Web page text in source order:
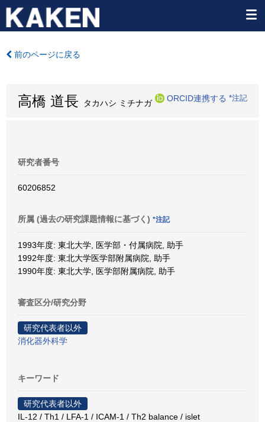
前のページに戻る
高橋 道長 タカハシ ミチナガ
ORCID連携する *注記
研究者番号
60206852
所属 (過去の研究課題情報に基づく) *注記
1993年度: 東北大学, 医学部・付属病院, 助手
1992年度: 東北大学医学部附属病院, 助手
1990年度: 東北大学, 医学部附属病院, 助手
審査区分/研究分野
研究代表者以外
消化器外科学
キーワード
研究代表者以外
IL-12 / Th1 / LFA-1 / ICAM-1 / Th2 balance / islet